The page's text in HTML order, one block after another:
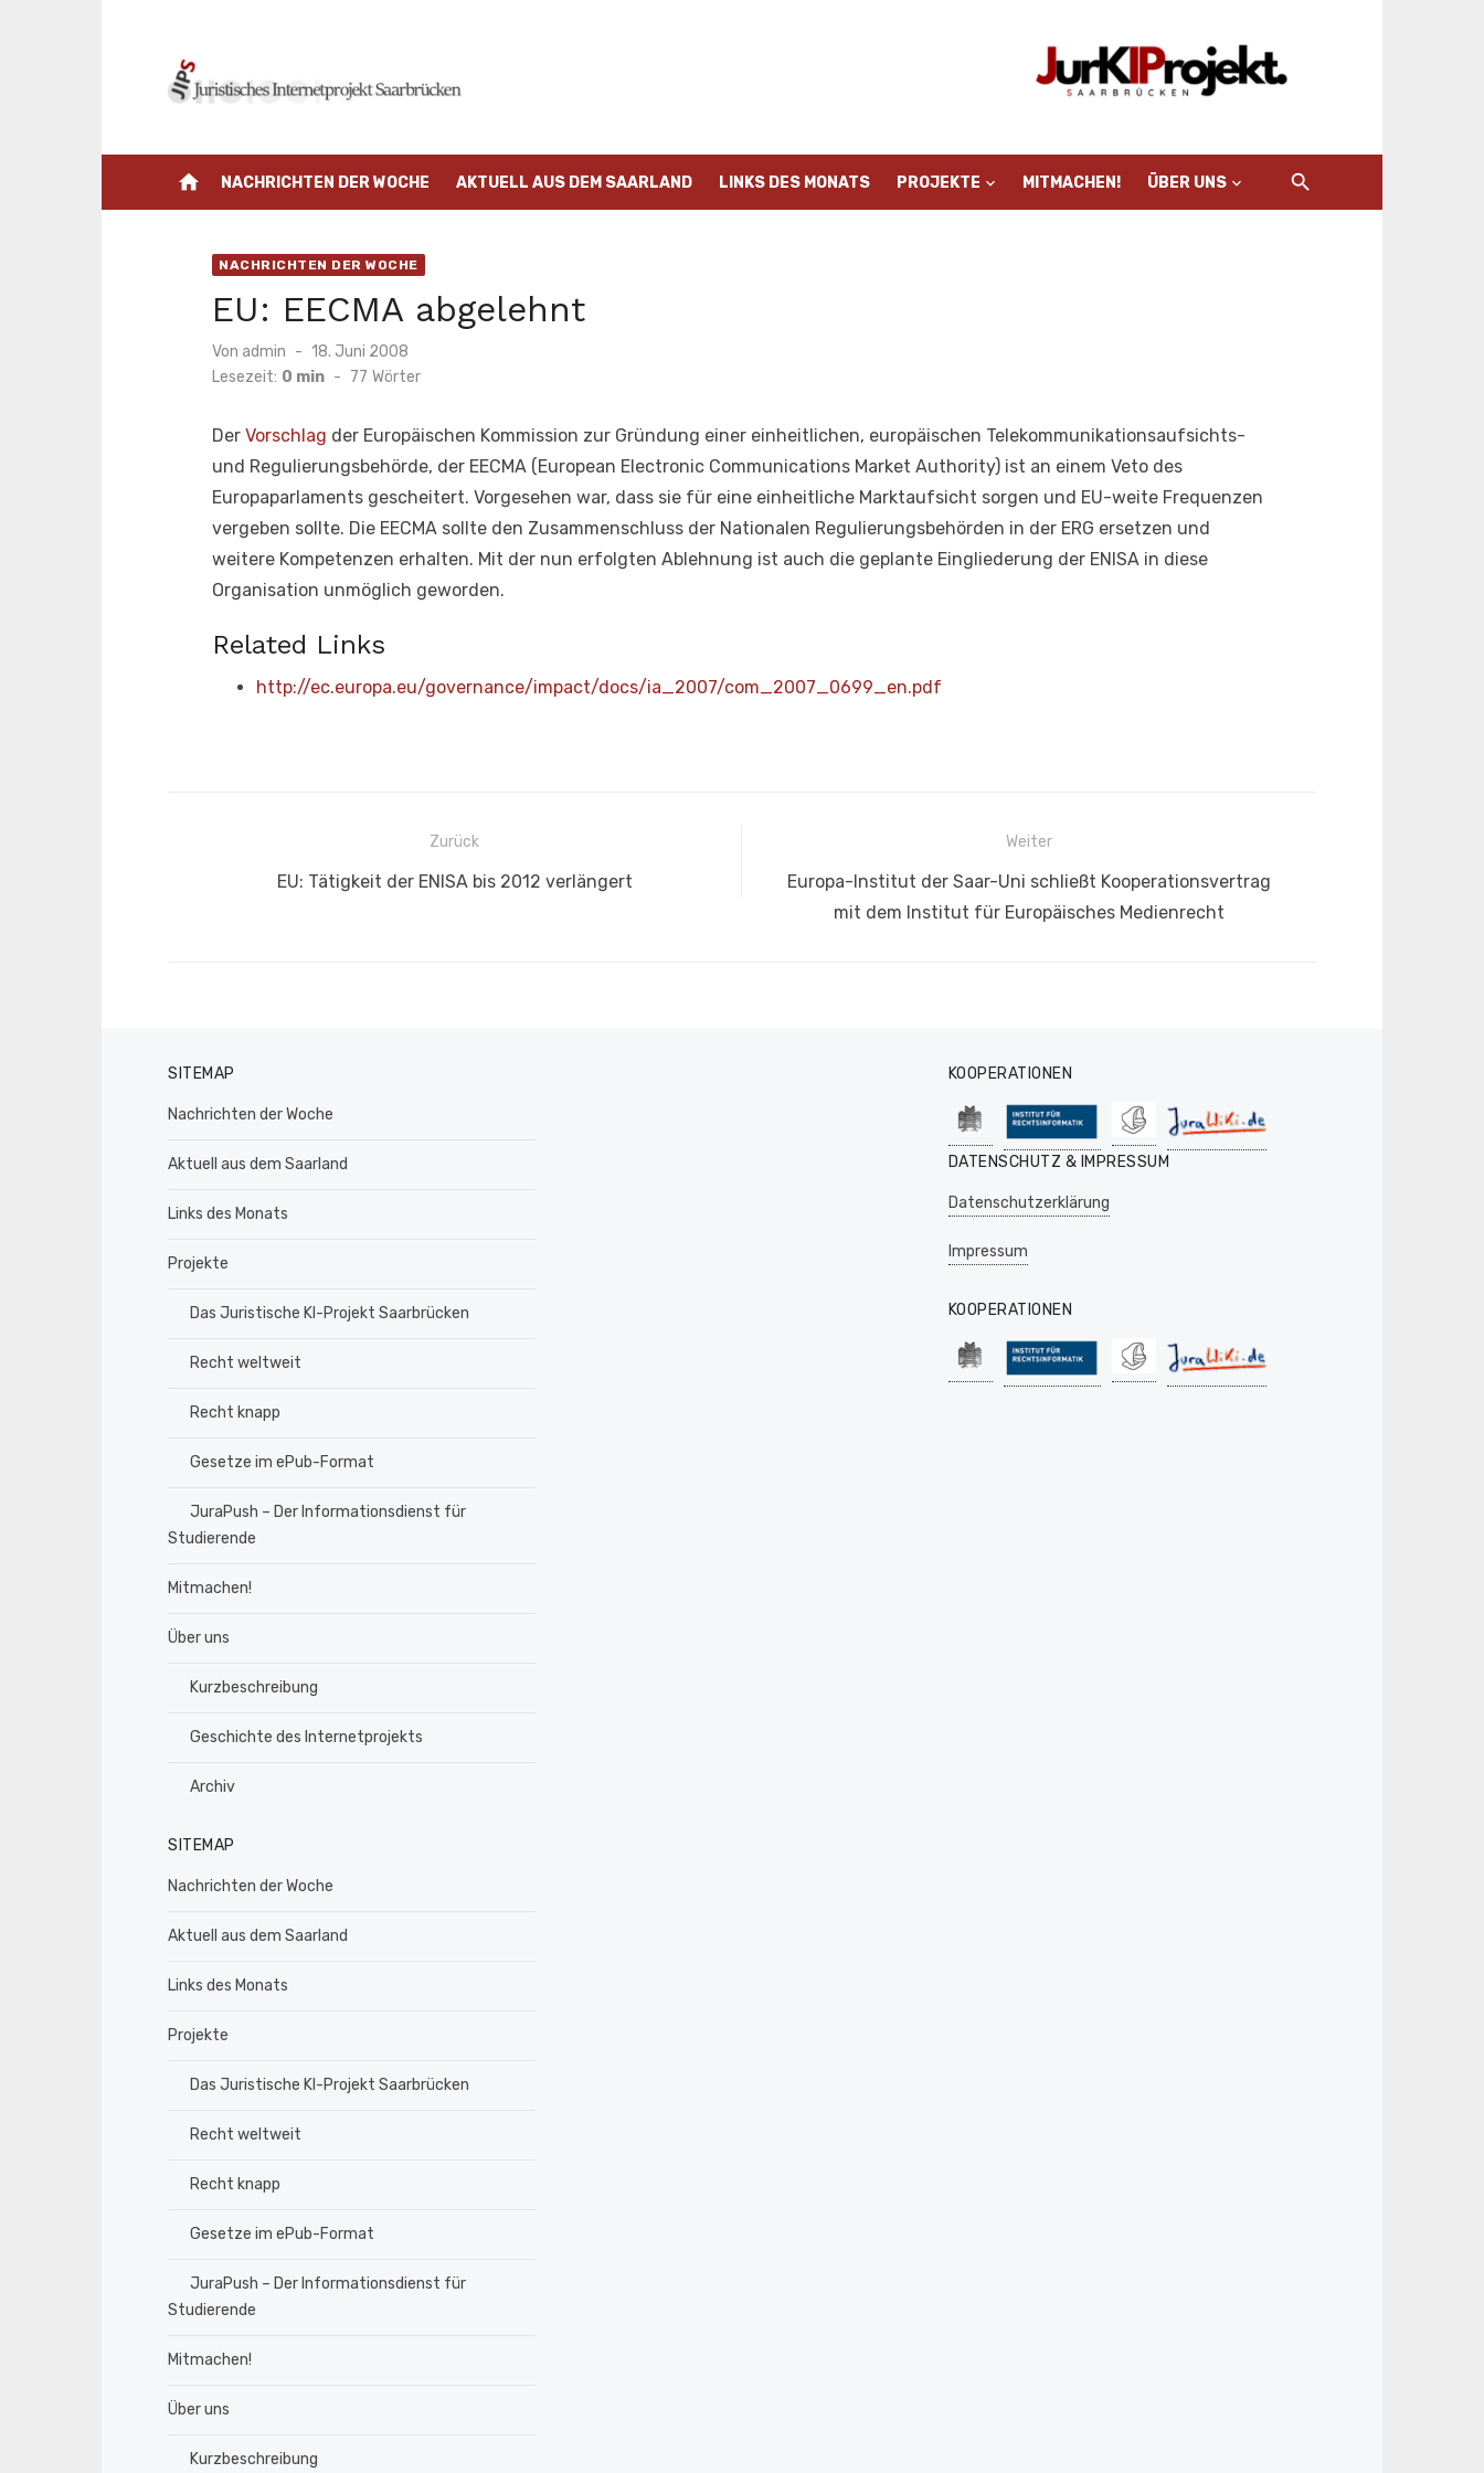
home NACHRICHTEN DER WOCHE AKTUELL AUS DEM SAARLAND LINKS DES MONATS PROJEKTE MITMACHEN! ÜBER UNS
NACHRICHTEN DER WOCHE
EU: EECMA abgelehnt
Von admin
Veröffentlicht
am
18. Juni 2008
Lesezeit: 0 min - 77 Wörter
Der Vorschlag der Europäischen Kommission zur Gründung einer einheitlichen, europäischen Telekommunikationsaufsichts-
und Regulierungsbehörde, der EECMA (European Electronic Communications Market Authority) ist an einem Veto des
Europaparlaments gescheitert. Vorgesehen war, dass sie für eine einheitliche Marktaufsicht sorgen und EU-weite Frequenzen
vergeben sollte. Die EECMA sollte den Zusammenschluss der Nationalen Regulierungsbehörden in der ERG ersetzen und
weitere Kompetenzen erhalten. Mit der nun erfolgten Ablehnung ist auch die geplante Eingliederung der ENISA in diese
Organisation unmöglich geworden.
Related Links
http://ec.europa.eu/governance/impact/docs/ia_2007/com_2007_0699_en.pdf
BeitragsnavigationZurück
Vorheriger
EU: Tätigkeit der ENISA bis 2012 verlängert
Weiter
Nächster
Beitrag:
Europa-Institut der Saar-Uni schließt Kooperationsvertrag
mit dem Institut für Europäisches Medienrecht
SITEMAP
Nachrichten der Woche
Aktuell aus dem Saarland
Links des Monats
Projekte
Das Juristische KI-Projekt Saarbrücken
Recht weltweit
Recht knapp
Gesetze im ePub-Format
JuraPush – Der Informationsdienst für
Studierende
Mitmachen!
Über uns
Kurzbeschreibung
Geschichte des Internetprojekts
Archiv
SITEMAP
Nachrichten der Woche
Aktuell aus dem Saarland
Links des Monats
Projekte
Das Juristische KI-Projekt Saarbrücken
Recht weltweit
Recht knapp
Gesetze im ePub-Format
JuraPush – Der Informationsdienst für
Studierende
Mitmachen!
Über uns
Kurzbeschreibung
KOOPERATIONEN
DATENSCHUTZ & IMPRESSUM
Datenschutzerklärung
Impressum
KOOPERATIONEN